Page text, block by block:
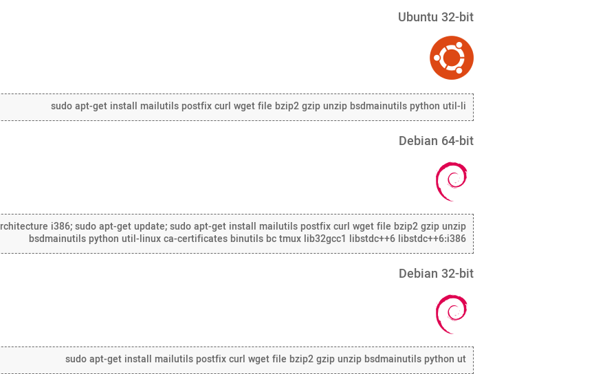
Ubuntu 32-bit
sudo apt-get install mailutils postfix curl wget file bzip2 gzip unzip bsdmainutils python util-li
Debian 64-bit
i386; sudo apt-get update; sudo apt-get install mailutils postfix curl wget file bzip2 gzip unzip
bsdmainutils python util-linux ca-certificates binutils bc tmux lib32gcc1 libstdc++6 libstdc++6:i386
Debian 32-bit
sudo apt-get install mailutils postfix curl wget file bzip2 gzip unzip bsdmainutils python ut